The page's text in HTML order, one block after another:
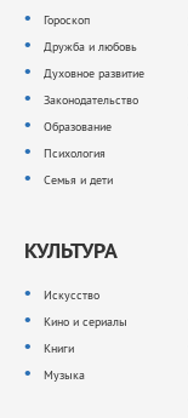
Гороскоп
Дружба и любовь
Духовное развитие
Законодательство
Образование
Психология
Семья и дети
КУЛЬТУРА
Искусство
Кино и сериалы
Книги
Музыка